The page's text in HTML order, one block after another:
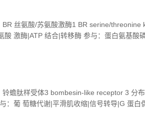
丝氨酸/苏氨酸激酶1 BR serine/
酸 激酶|ATP 结合|转移酶 参与：蛋白氨基酸
蟾肽样受体3 bombesin-like receptor 3 分
：葡 萄糖代谢|平滑肌收缩|信号转导|G 蛋白